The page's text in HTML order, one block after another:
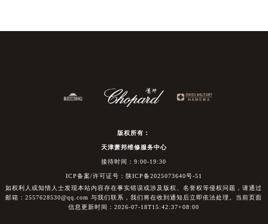
版权所有：
天津萧邦维修服务中心
接待时间：9:00-19:30
ICP备案/许可证号：陕ICP备2025073640号-51
如权利人或知情人士发现本站内容存在事实错误或涉及版权、名誉权等侵权问题，请通过
邮箱：2557628530@qq.com 与我们联系，我们将在收到通知后立即依法处理。当前页面
信息更新时间：2026-07-18T15:42:37+08:00